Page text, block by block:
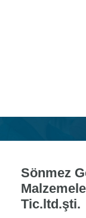
Sönmez
Tic.ltd.şti.